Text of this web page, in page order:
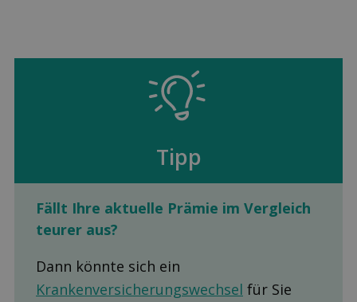
Tipp
Fällt Ihre aktuelle Prämie im Ver­gleich
teurer aus?
Dann könnte sich ein
Krankenversicherungswechsel für Sie